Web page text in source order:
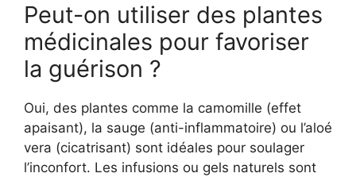
Peut-on utiliser des plantes
médicinales pour favoriser
la guérison ?
Oui, des plantes comme la camomille (effet
apaisant), la sauge (anti-inflammatoire) ou l’aloé
vera (cicatrisant) sont idéales pour soulager
l’inconfort. Les infusions ou gels naturels sont